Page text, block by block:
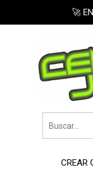
🚀
CREAR